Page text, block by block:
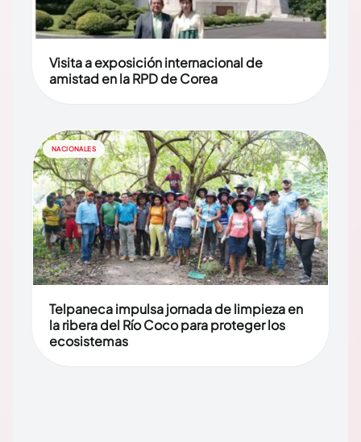
Visita a exposición internacional de
amistad en la RPD de Corea
NACIONALES
Telpaneca impulsa jornada de limpieza en
la ribera del Río Coco para proteger los
ecosistemas